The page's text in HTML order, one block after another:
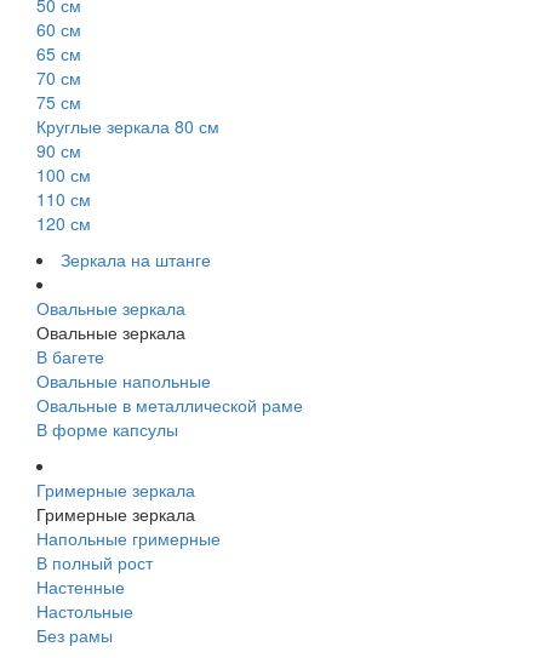
50 см
60 см
65 см
70 см
75 см
Круглые зеркала 80 см
90 см
100 см
110 см
120 см
Зеркала на штанге
Овальные зеркала
Овальные зеркала
В багете
Овальные напольные
Овальные в металлической раме
В форме капсулы
Гримерные зеркала
Гримерные зеркала
Напольные гримерные
В полный рост
Настенные
Настольные
Без рамы